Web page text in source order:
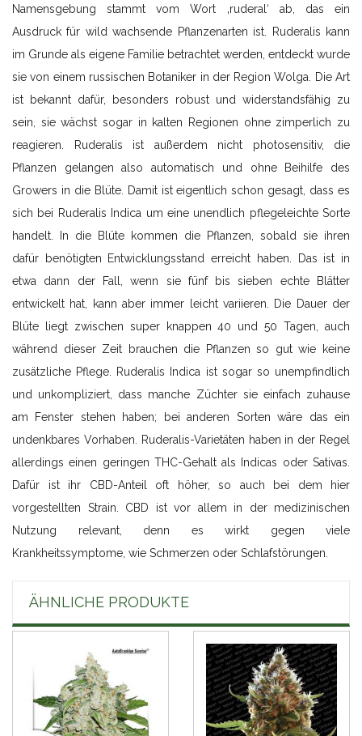
Namensgebung stammt vom Wort ‚ruderal‘ ab, das ein
Ausdruck für wild wachsende Pflanzenarten ist. Ruderalis kann
im Grunde als eigene Familie betrachtet werden, entdeckt wurde
sie von einem russischen Botaniker in der Region Wolga. Die Art
ist bekannt dafür, besonders robust und widerstandsfähig zu
sein, sie wächst sogar in kalten Regionen ohne zimperlich zu
reagieren. Ruderalis ist außerdem nicht photosensitiv, die
Pflanzen gelangen also automatisch und ohne Beihilfe des
Growers in die Blüte. Damit ist eigentlich schon gesagt, dass es
sich bei Ruderalis Indica um eine unendlich pflegeleichte Sorte
handelt. In die Blüte kommen die Pflanzen, sobald sie ihren
dafür benötigten Entwicklungsstand erreicht haben. Das ist in
etwa dann der Fall, wenn sie fünf bis sieben echte Blätter
entwickelt hat, kann aber immer leicht variieren. Die Dauer der
Blüte liegt zwischen super knappen 40 und 50 Tagen, auch
während dieser Zeit brauchen die Pflanzen so gut wie keine
zusätzliche Pflege. Ruderalis Indica ist sogar so unempfindlich
und unkompliziert, dass manche Züchter sie einfach zuhause
am Fenster stehen haben; bei anderen Sorten wäre das ein
undenkbares Vorhaben. Ruderalis-Varietäten haben in der Regel
allerdings einen geringen THC-Gehalt als Indicas oder Sativas.
Dafür ist ihr CBD-Anteil oft höher, so auch bei dem hier
vorgestellten Strain. CBD ist vor allem in der medizinischen
Nutzung relevant, denn es wirkt gegen viele
Krankheitssymptome, wie Schmerzen oder Schlafstörungen.
ÄHNLICHE PRODUKTE